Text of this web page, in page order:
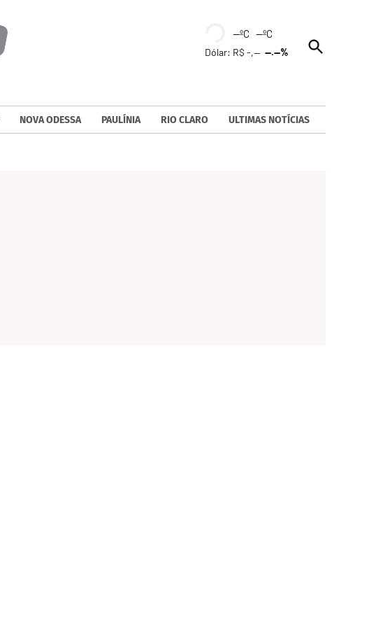
--ºC --ºC
Dólar: R$ -,----.--%
Open
Search
NOVA ODESSA PAULÍNIA RIO CLARO ULTIMAS NOTÍCIAS